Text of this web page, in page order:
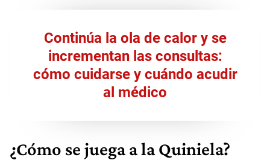
Continúa la ola de calor y se
incrementan las consultas:
cómo cuidarse y cuándo acudir
al médico
¿Cómo se juega a la Quiniela?